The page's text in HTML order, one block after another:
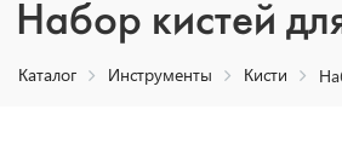
Набор кистей
Каталог Инструменты Кисти